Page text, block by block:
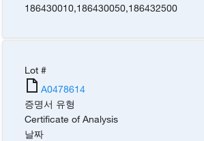
186430010,186430050,186432500
Lot #
A0478614
증명서 유형
Certificate of Analysis
날짜